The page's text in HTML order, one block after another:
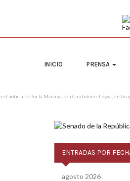
INICIO PRENSA
noticiario Por la Mañana, con Ciro Gómez Leyva, de
ENTRADAS POR
agosto 2026